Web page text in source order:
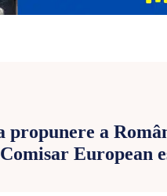
propunere a
Comisar European